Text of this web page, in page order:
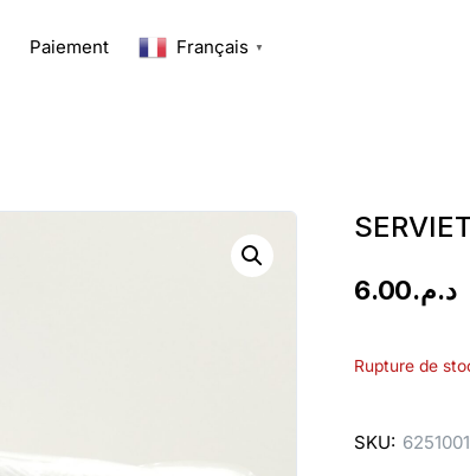
Paiement Français ▼
د.م.6.00
Rupture de
SKU: